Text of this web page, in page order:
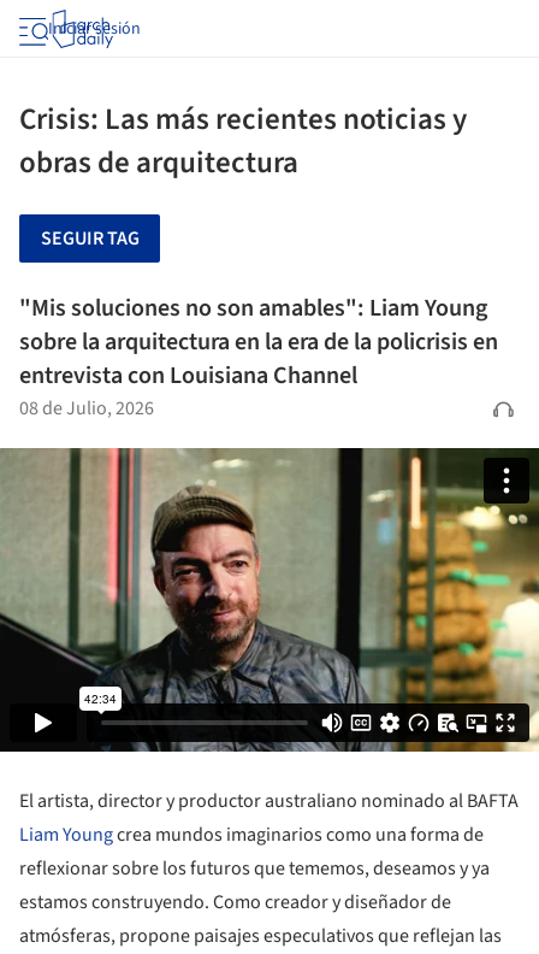
Iniciar sesión
Crisis: Las más recientes noticias y
obras de arquitectura
SEGUIR TAG
"Mis soluciones no son amables": Liam Young
sobre la arquitectura en la era de la policrisis en
entrevista con Louisiana Channel
08 de Julio, 2026
El artista, director y productor australiano nominado al BAFTA
Liam Youngcrea mundos imaginarios como una forma de
reflexionar sobre los futuros que tememos, deseamos y ya
estamos construyendo. Como creador y diseñador de
atmósferas, propone paisajes especulativos que reflejan las